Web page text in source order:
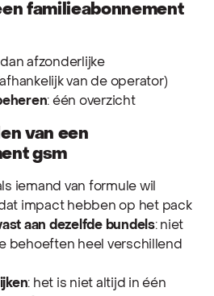
familieabonnement
afzonderlijke
van de operator)
: één overzicht
van een
gsm
iemand van formule wil
impact hebben op het pack
aan dezelfde bundels: niet
behoeften heel verschillend
: het is niet altijd in één